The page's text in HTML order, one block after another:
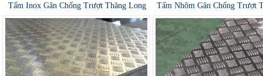
Tấm Inox Gân Chống Trượt Thăng Long
Tấm Nhôm Gân Chống Trượt